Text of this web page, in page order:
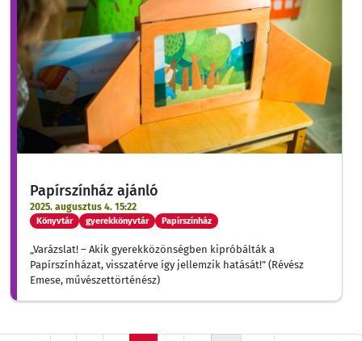
Papírszínház ajánló
2025. augusztus 4. 15:22
Könyvtár gyerekkönyvtár Papírszínház
„Varázslat! – Akik gyerekközönségben kipróbálták a
Papírszínházat, visszatérve így jellemzik hatását!” (Révész
Emese, művészettörténész)